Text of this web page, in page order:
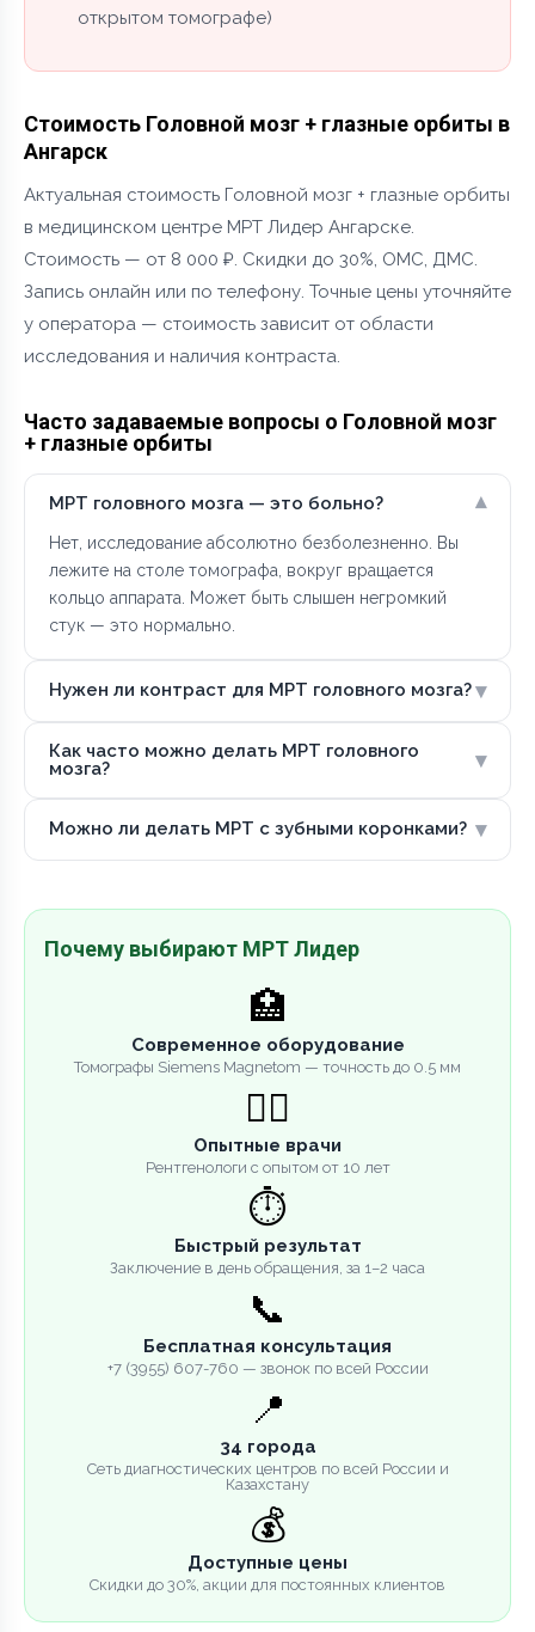
открытом томографе)
Стоимость Головной мозг + глазные орбиты в
Ангарск
Актуальная стоимость Головной мозг + глазные орбиты
в медицинском центре МРТ Лидер Ангарске.
Стоимость — от 8 000 ₽. Скидки до 30%, ОМС, ДМС.
Запись онлайн или по телефону. Точные цены уточняйте
у оператора — стоимость зависит от области
исследования и наличия контраста.
Часто задаваемые вопросы о Головной мозг
+ глазные орбиты
МРТ головного мозга — это больно? ▾
Нет, исследование абсолютно безболезненно. Вы
лежите на столе томографа, вокруг вращается
кольцо аппарата. Может быть слышен негромкий
стук — это нормально.
Нужен ли контраст для МРТ головного мозга?▾
Как часто можно делать МРТ головного
мозга?
▾
Можно ли делать МРТ с зубными коронками? ▾
Почему выбирают МРТ Лидер
🏥
Современное оборудование
Томографы Siemens Magnetom — точность до 0.5 мм
👨‍⚕️
Опытные врачи
Рентгенологи с опытом от 10 лет
⏱️
Быстрый результат
Заключение в день обращения, за 1–2 часа
📞
Бесплатная консультация
+7 (3955) 607-760 — звонок по всей России
📍
34 города
Сеть диагностических центров по всей России и
Казахстану
💰
Доступные цены
Скидки до 30%, акции для постоянных клиентов